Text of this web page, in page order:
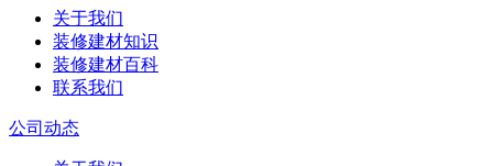
关于我们
装修建材知识
装修建材百科
联系我们
公司动态